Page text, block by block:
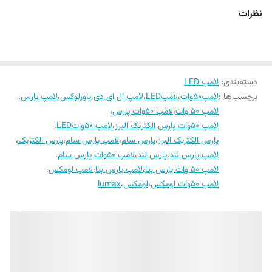
نظرات
دسته‌بندی: لامپ LED
برچسب‌ها :لامپ۵۰وات ،لامپLED ،لامپ ال ای دی،پاورلوکس،لامپ پارس،
لامپ ۵۰ وات
،لامپ ۵۰وات پارس
،
لامپ ۵۰وات پارس الکتریک البرز
،لامپ ۵۰واتLED
،
پارس الکتریک البرز،پارس سام،لامپ پارس سام،پارس الکتریک،
لامپ پارس لند،پارس لند،لامپ ۵۰وات پارس سام
،
لامپ ۵۰ وات پارس بتا
،لامپ پارس بتا،لامپ لومکس،
لامپ 50وات لومکس
،لومکس،lumax